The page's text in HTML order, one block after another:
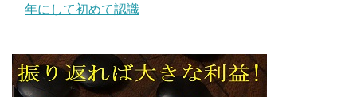
年にして初めて認識